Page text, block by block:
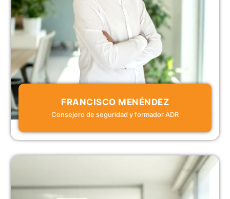
FRANCISCO MENÉNDEZ
Consejero de seguridad y formador ADR